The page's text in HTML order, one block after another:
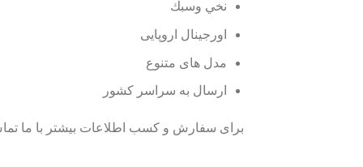
نخي وسبك
اورجینال اروپایی
مدل های متنوع
ارسال به سراسر کشور
برای سفارش و کسب اطلاعات بیشتر با ما